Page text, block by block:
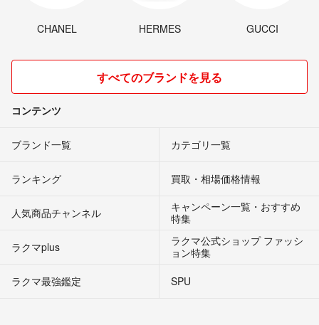
CHANEL HERMES GUCCI
すべてのブランドを見る
コンテンツ
ブランド一覧 カテゴリ一覧
ランキング 買取・相場価格情報
人気商品チャンネル
キャンペーン一覧・おすすめ
特集
ラクマplus
ラクマ公式ショップ ファッシ
ョン特集
ラクマ最強鑑定
SPU